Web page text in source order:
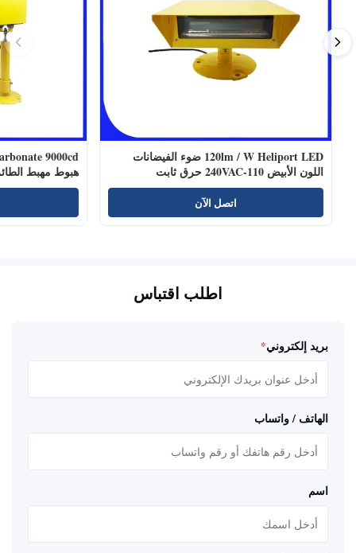
120lm / W Heliport LED ضوء الفيضانات
اللون الأبيض 110-240VAC حرق ثابت
اتصل الآن
هبوط مهبط
اطلب اقتباس
بريد إلكتروني*
الهاتف / واتساب
اسم